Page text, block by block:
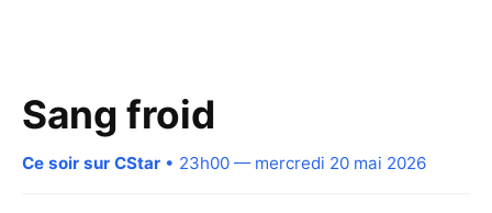
Sang froid
Ce soir sur CStar • 23h00 — mercredi 20 mai 2026